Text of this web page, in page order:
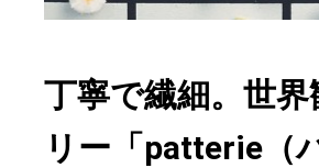
丁寧で繊細。世
リー「patterie（